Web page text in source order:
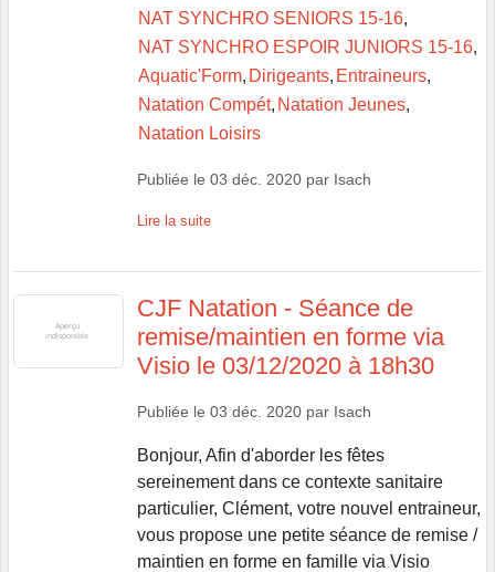
NAT SYNCHRO SENIORS 15-16
NAT SYNCHRO ESPOIR JUNIORS 15-16
Aquatic'Form Dirigeants Entraineurs
Natation Compét Natation Jeunes
Natation Loisirs
Publiée le 03 déc. 2020 par Isach
Lire la suite
CJF Natation - Séance de
remise/maintien en forme via
Visio le 03/12/2020 à 18h30
Publiée le 03 déc. 2020 par Isach
Bonjour, Afin d'aborder les fêtes
sereinement dans ce contexte sanitaire
particulier, Clément, votre nouvel entraineur,
vous propose une petite séance de remise /
maintien en forme en famille via Visio